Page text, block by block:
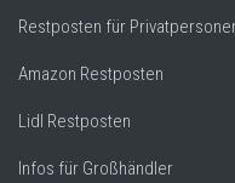
Restposten für
Amazon Restposten
Lidl Restposten
Infos für Großhändler